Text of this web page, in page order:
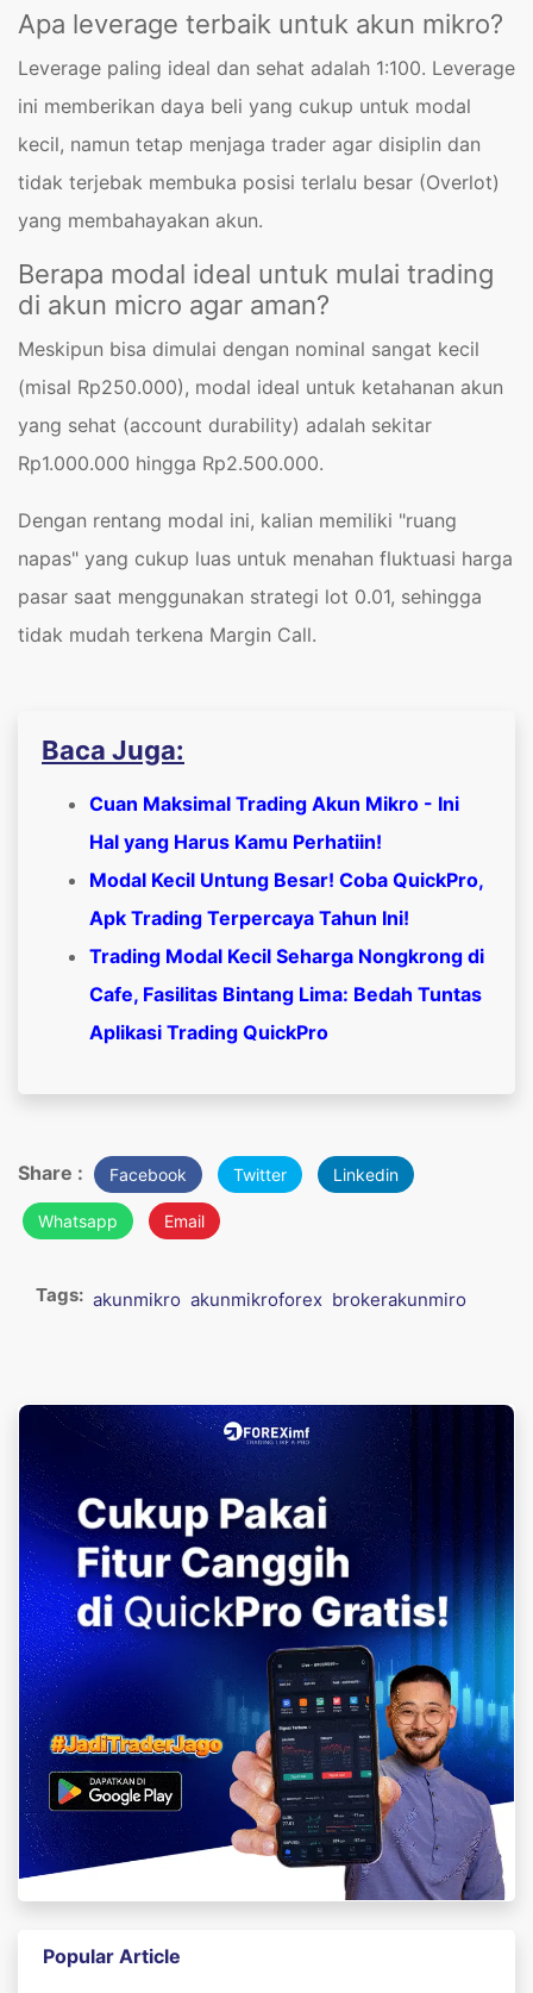
Apa leverage terbaik untuk akun mikro?
Leverage paling ideal dan sehat adalah 1:100. Leverage
ini memberikan daya beli yang cukup untuk modal
kecil, namun tetap menjaga trader agar disiplin dan
tidak terjebak membuka posisi terlalu besar (Overlot)
yang membahayakan akun.
Berapa modal ideal untuk mulai trading
di akun micro agar aman?
Meskipun bisa dimulai dengan nominal sangat kecil
(misal Rp250.000), modal ideal untuk ketahanan akun
yang sehat (account durability) adalah sekitar
Rp1.000.000 hingga Rp2.500.000.
Dengan rentang modal ini, kalian memiliki "ruang
napas" yang cukup luas untuk menahan fluktuasi harga
pasar saat menggunakan strategi lot 0.01, sehingga
tidak mudah terkena Margin Call.
Baca Juga:
Cuan Maksimal Trading Akun Mikro - Ini
Hal yang Harus Kamu Perhatiin!
Modal Kecil Untung Besar! Coba QuickPro,
Apk Trading Terpercaya Tahun Ini!
Trading Modal Kecil Seharga Nongkrong di
Cafe, Fasilitas Bintang Lima: Bedah Tuntas
Aplikasi Trading QuickPro
Share : Facebook Twitter Linkedin
Whatsapp Email
Tags: akunmikro akunmikroforex brokerakunmiro
Popular Article